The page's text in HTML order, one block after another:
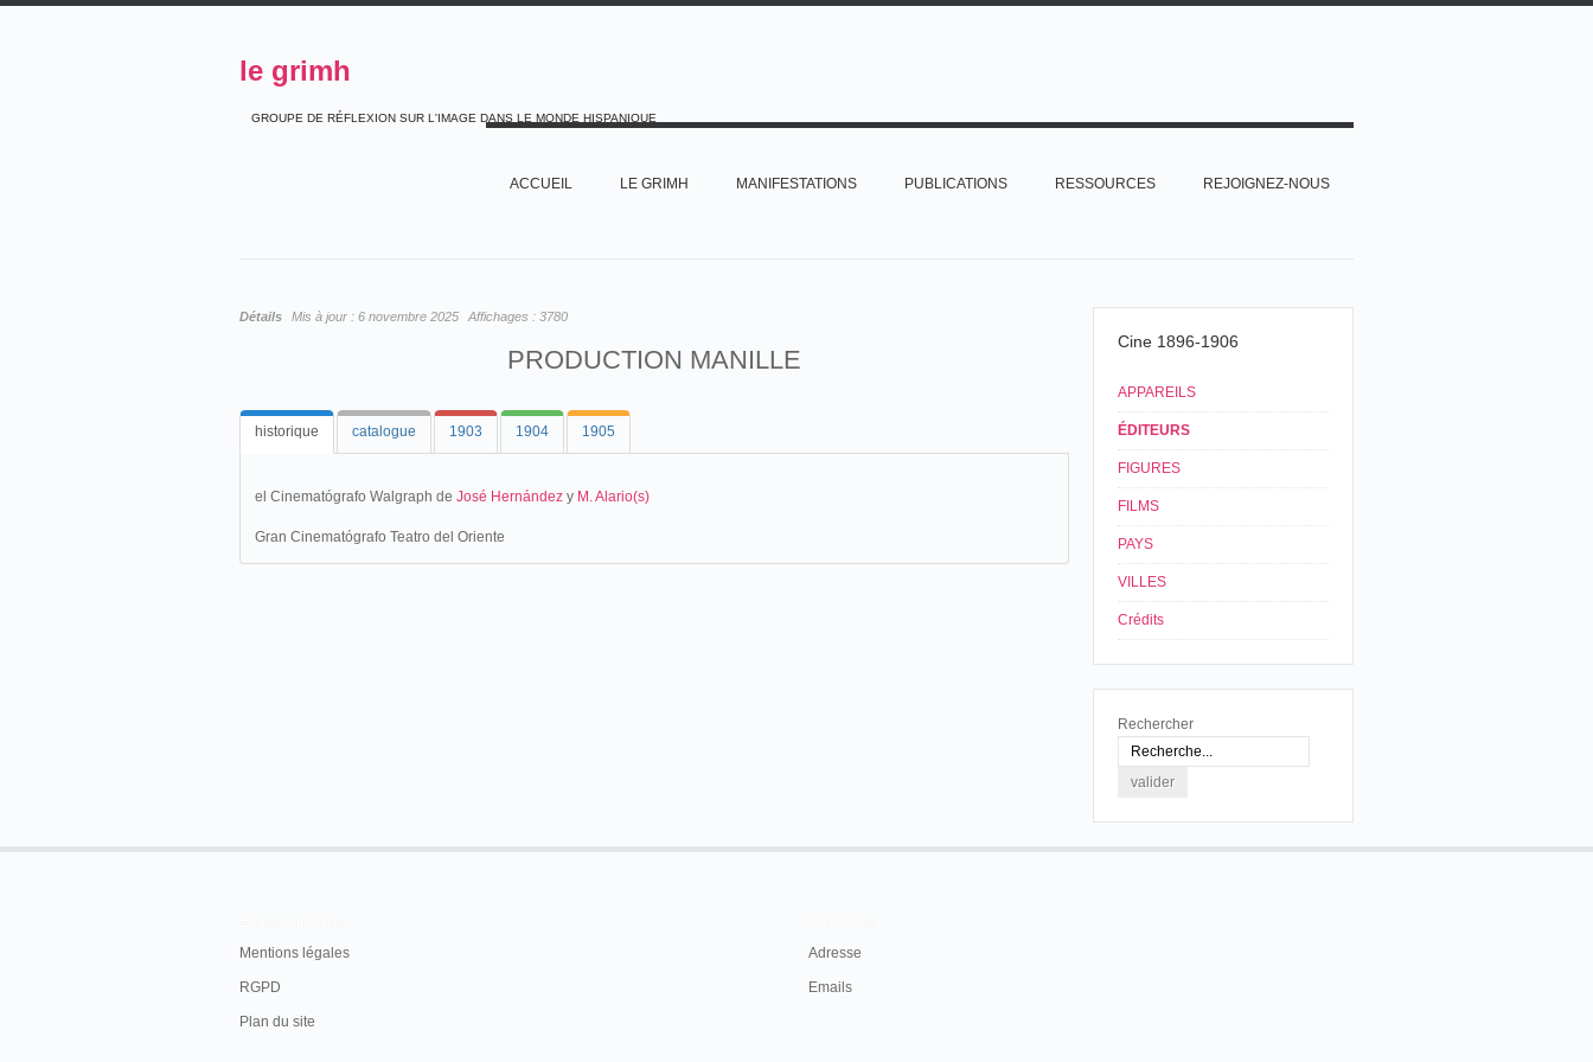
le grimh
GROUPE DE RÉFLEXION SUR L'IMAGE DANS LE MONDE HISPANIQUE
ACCUEIL LE GRIMH MANIFESTATIONS PUBLICATIONS RESSOURCES REJOIGNEZ-NOUS
Détails Mis à jour : 6 novembre 2025 Affichages : 3780
PRODUCTION MANILLE
historique catalogue 1903 1904 1905
el Cinematógrafo Walgraph de José Hernández y M. Alario(s)
Gran Cinematógrafo Teatro del Oriente
Cine 1896-1906
APPAREILS
ÉDITEURS
FIGURES
FILMS
PAYS
VILLES
Crédits
Rechercher
Mentions légales
RGPD
Plan du site
Adresse
Emails